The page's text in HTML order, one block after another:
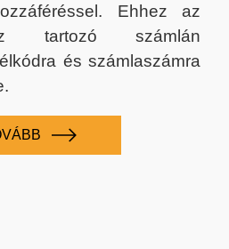
Ehhez az
tartozó számlán
és számlaszámra